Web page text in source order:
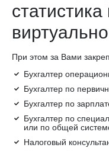
При этом за Вами
Бухгалтер
Бухгалтер по
Бухгалтер по
Бухгалтер по
или по общей
Налоговый